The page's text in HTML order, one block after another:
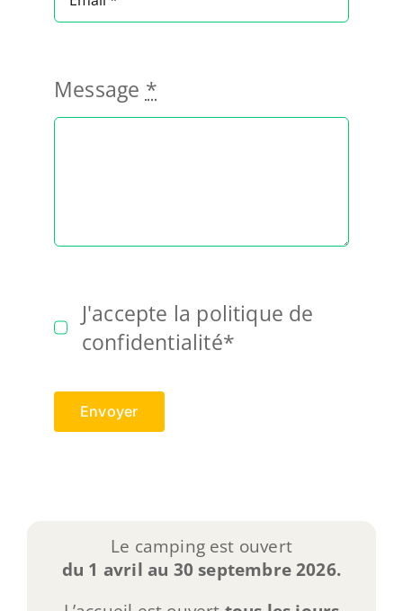
Message *
J'accepte la politique de
confidentialité*
Envoyer
Le camping est ouvert
du 1 avril au 30 septembre 2026.